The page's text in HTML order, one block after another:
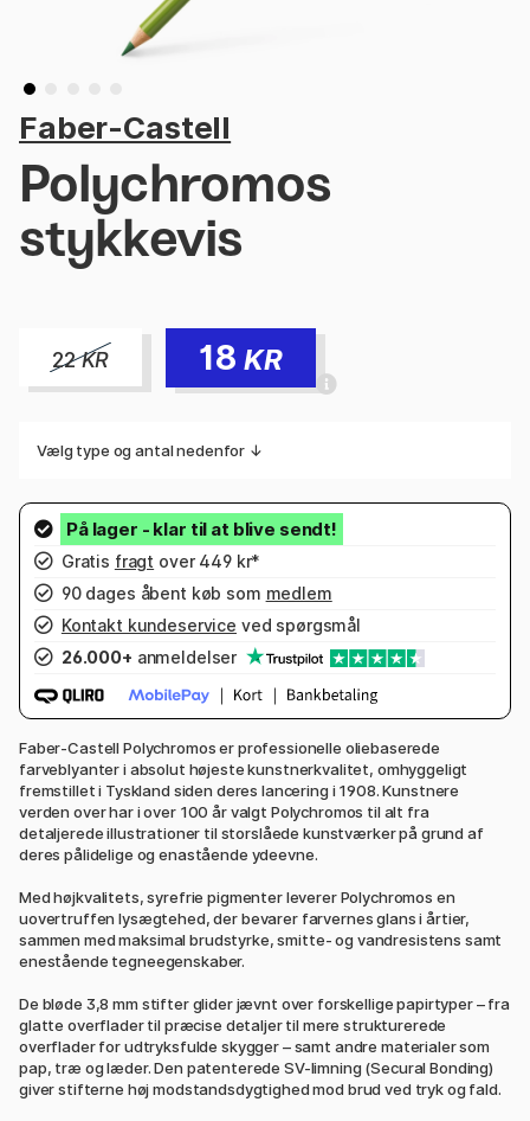
Faber-Castell
Polychromos
stykkevis
22KR 18 KR
Vælg type og antal nedenfor ↓
Gratis fragt over 449 kr*
90 dages åbent køb som medlem
Kontakt kundeservice ved spørgsmål
26.000+ anmeldelser
Faber-Castell Polychromos er professionelle oliebaserede
farveblyanter i absolut højeste kunstnerkvalitet, omhyggeligt
fremstillet i Tyskland siden deres lancering i 1908. Kunstnere
verden over har i over 100 år valgt Polychromos til alt fra
detaljerede illustrationer til storslåede kunstværker på grund af
deres pålidelige og enastående ydeevne.
Med højkvalitets, syrefrie pigmenter leverer Polychromos en
uovertruffen lysægtehed, der bevarer farvernes glans i årtier,
sammen med maksimal brudstyrke, smitte- og vandresistens samt
enestående tegneegenskaber.
De bløde 3,8 mm stifter glider jævnt over forskellige papirtyper – fra
glatte overflader til præcise detaljer til mere strukturerede
overflader for udtryksfulde skygger – samt andre materialer som
pap, træ og læder. Den patenterede SV-limning (Secural Bonding)
giver stifterne høj modstandsdygtighed mod brud ved tryk og fald.